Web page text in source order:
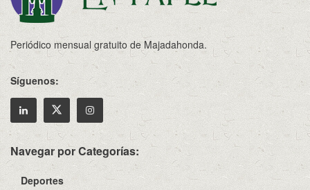
Periódico mensual gratuito de Majadahonda.
Síguenos:
Navegar por Categorías:
Deportes